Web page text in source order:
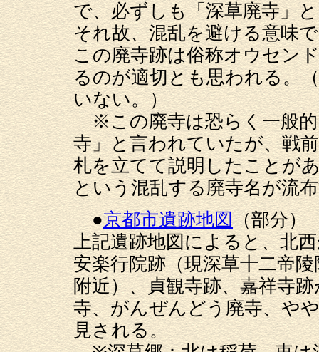
で、必ずしも「深草廃寺」
それ故、混乱を避ける意味
この廃寺跡は俗称オウセン
るのが適切とも思われる。
いない。）
※この廃寺は恐らく一般的
寺」と言われていたが、戦
札を立てて説明したことが
という混乱する廃寺名が流
●京都市遺跡地図（部分）
上記遺跡地図によると、北
安楽行院跡（現深草十二帝
附近）、貞観寺跡、嘉祥寺
寺、がんぜんどう廃寺、や
見される。